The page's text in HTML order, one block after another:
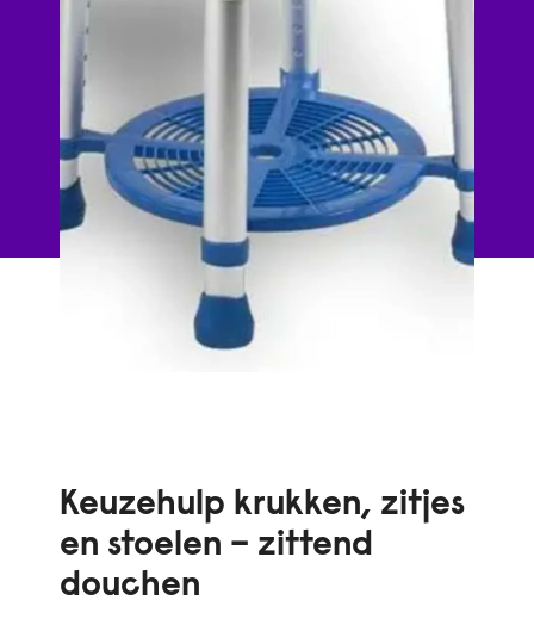
Keuzehulp krukken, zitjes
en stoelen – zittend
douchen